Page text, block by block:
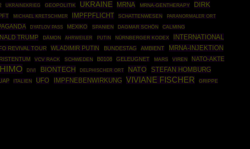
UKRAINEKRIEG GEOPOLITIK UKRAINE MRNA MRNA-GENTHERAPY
DIRK
MICHAEL KRETSCHMER IMPFPFLICHT SCHATTENWESEN PARANORMALER ORT
DYATLOV PASS MEXIKO SPANIEN DAGMAR SCHÖN CALMING
TRUMP DÄMON AHRWEILER PUTIN NÜRNBERGER KODEX
INTERNATIONAL
REVIVAL TOUR WLADIMIR PUTIN BUNDESTAG AMBIENT
MRNA-INJEKTION
VCV RACK SCHWEDEN B0108 GELEUGNET MARS VIREN NATO-AKTE
DIVI BIONTECH DELPHISCHER ORT NATO STEFAN HOMBURG
ITALIEN UFO IMPFNEBENWIRKUNG VIVIANE FISCHER GRIPPE